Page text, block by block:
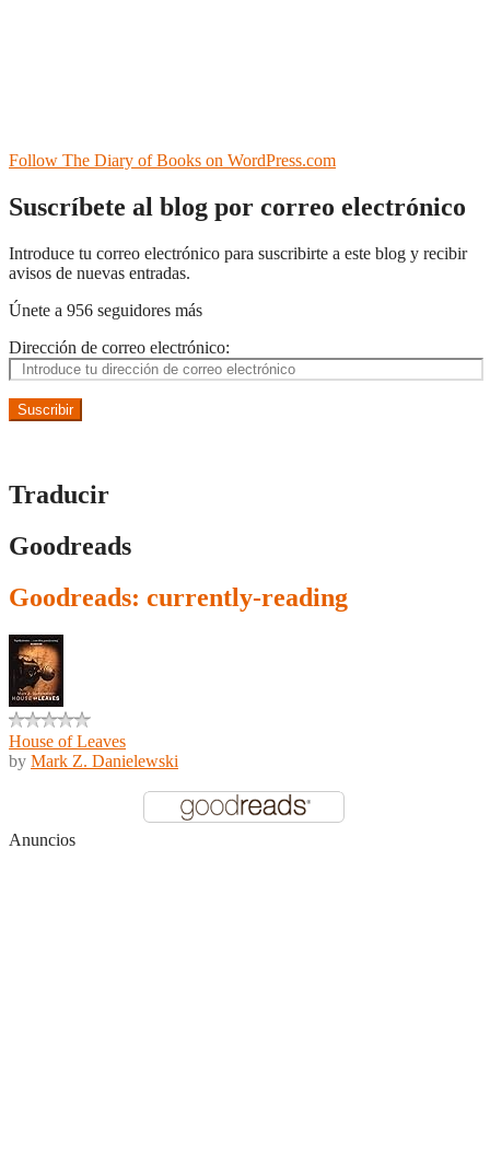
Follow The Diary of Books on WordPress.com
Suscríbete al blog por correo electrónico
Introduce tu correo electrónico para suscribirte a este blog y recibir
avisos de nuevas entradas.
Únete a 956 seguidores más
Dirección de correo electrónico:
Suscribir
Traducir
Goodreads
Goodreads: currently-reading
House of Leaves
by Mark Z. Danielewski
Anuncios